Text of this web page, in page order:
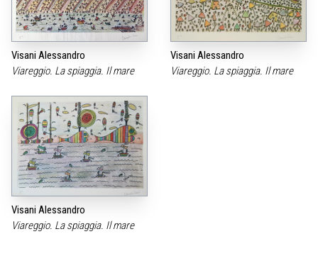
Visani Alessandro
Viareggio. La spiaggia. Il mare
Visani Alessandro
Viareggio. La spiaggia. Il mare
Visani Alessandro
Viareggio. La spiaggia. Il mare